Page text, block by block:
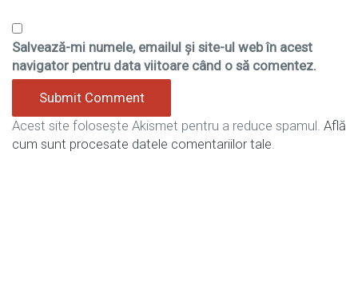
Salvează-mi numele, emailul și site-ul web în acest
navigator pentru data viitoare când o să comentez.
Acest site folosește Akismet pentru a reduce spamul. Află
cum sunt procesate datele comentariilor tale.